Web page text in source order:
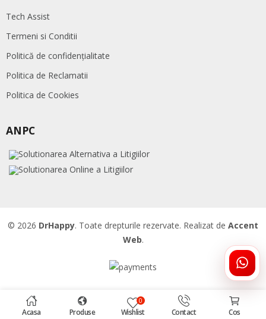
Acasa Produse
0
Wishlist Contact Cos
Tech Assist
Termeni si Conditii
Politică de confidențialitate
Politica de Reclamatii
Politica de Cookies
ANPC
© 2026 DrHappy. Toate drepturile rezervate. Realizat de Accent
Web.